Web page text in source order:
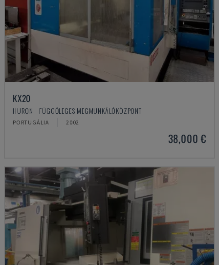
KX20
HURON - FÜGGŐLEGES MEGMUNKÁLÓKÖZPONT
PORTUGÁLIA 2002
38,000 €